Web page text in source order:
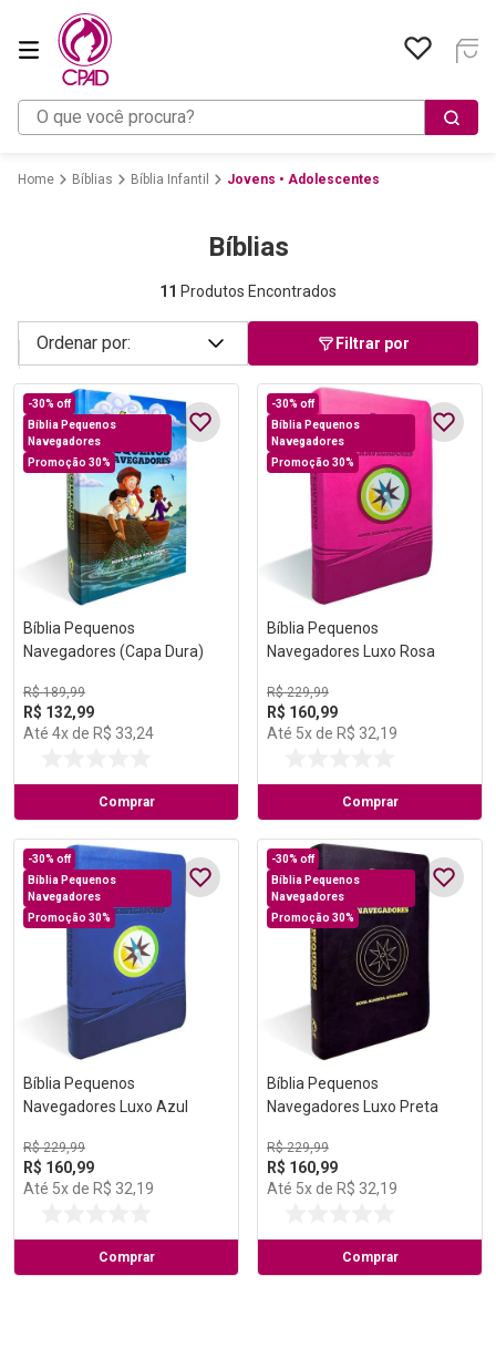
O que você procura?
Bíblias Bíblia Infantil Jovens • Adolescentes
Bíblias
11 Produtos Encontrados
Filtrar por
-30% off
Bíblia Pequenos
Navegadores
Promoção 30%
Bíblia Pequenos
Navegadores (Capa Dura)
R$ 189,99
R$ 132,99
Até 4x de R$ 33,24
Comprar
-30% off
Bíblia Pequenos
Navegadores
Promoção 30%
Bíblia Pequenos
Navegadores Luxo Rosa
R$ 229,99
R$ 160,99
Até 5x de R$ 32,19
Comprar
-30% off
Bíblia Pequenos
Navegadores
Promoção 30%
Bíblia Pequenos
Navegadores Luxo Azul
R$ 229,99
R$ 160,99
Até 5x de R$ 32,19
Comprar
-30% off
Bíblia Pequenos
Navegadores
Promoção 30%
Bíblia Pequenos
Navegadores Luxo Preta
R$ 229,99
R$ 160,99
Até 5x de R$ 32,19
Comprar